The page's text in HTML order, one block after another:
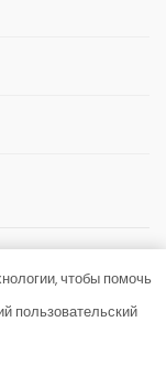
чтобы помочь
пользовательский